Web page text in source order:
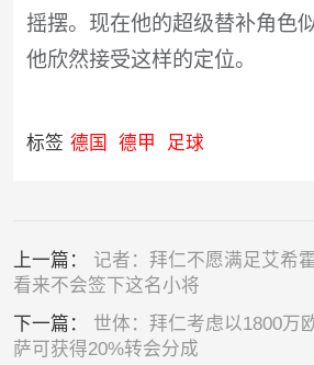
摇摆。现在他的超级替补角色
他欣然接受这样的定位。
标签 德国 德甲 足球
上一篇： 记者：拜仁不愿满足艾希
看来不会签下这名小将
下一篇： 世体：拜仁考虑以1800万
萨可获得20%转会分成